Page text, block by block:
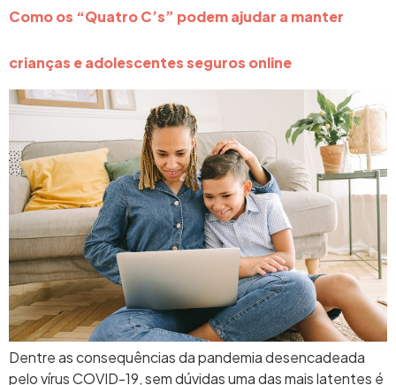
Como os “Quatro C’s” podem ajudar a manter
crianças e adolescentes seguros online
Dentre as consequências da pandemia desencadeada
pelo vírus COVID-19, sem dúvidas uma das mais latentes é